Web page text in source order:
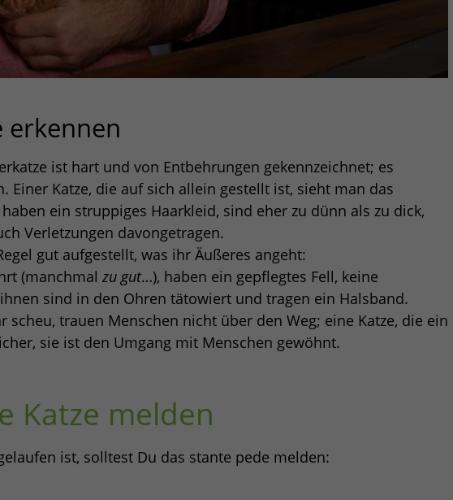
erkennen
ist hart und von Entbehrungen gekennzeichnet; es
Einer Katze, die auf sich allein gestellt ist, sieht man das
haben ein struppiges Haarkleid, sind eher zu dünn als zu dick,
Verletzungen davongetragen.
gut aufgestellt, was ihr Äußeres angeht:
(manchmal zu gut…), haben ein gepflegtes Fell, keine
sind in den Ohren tätowiert und tragen ein Halsband.
scheu, trauen Menschen nicht über den Weg; eine Katze, die ein
sie ist den Umgang mit Menschen gewöhnt.
Katze melden
ist, solltest Du das stante pede melden: